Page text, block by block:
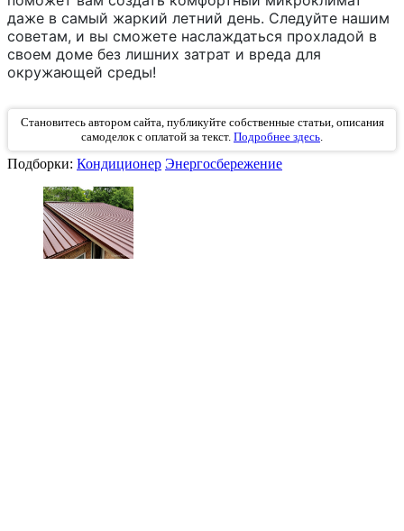
даже в самый жаркий летний день. Следуйте нашим
советам, и вы сможете наслаждаться прохладой в
своем доме без лишних затрат и вреда для
окружающей среды!
Становитесь автором сайта, публикуйте собственные статьи, описания
самоделок с оплатой за текст. Подробнее здесь
Подборки: Кондиционер Энергосбережение